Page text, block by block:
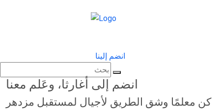
انضم إلينا
انضم إلى أغارثا، وعَلم معنا
كن معلمًا وشق الطريق لأجيال لمستقبل مزدهر